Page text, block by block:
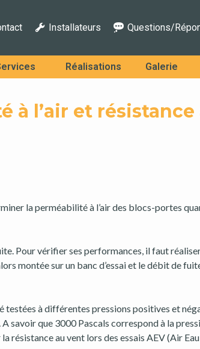
Installateurs Questions/
Réalisations Galerie
à l’air et résistance
la perméabilité à l’air des blocs-portes
Pour vérifier ses performances, il faut
montée sur un banc d’essai et le débit de
testées à différentes pressions positives et
savoir que 3000 Pascals correspond à la
résistance au vent lors des essais AEV (Air